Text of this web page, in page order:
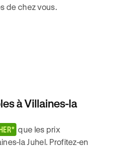
de chez vous.
à Villaines-la
que les prix
la Juhel. Profitez-en